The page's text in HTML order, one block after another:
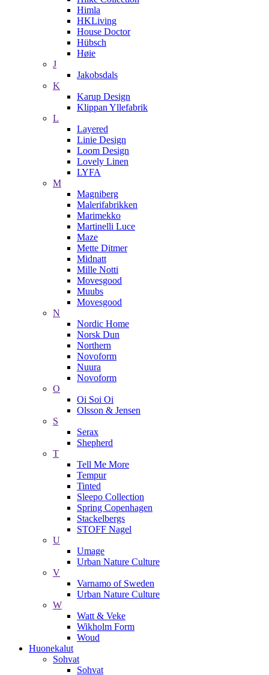
Himla
HKLiving
House Doctor
Hübsch
Høie
J
Jakobsdals
K
Karup Design
Klippan Yllefabrik
L
Layered
Linie Design
Loom Design
Lovely Linen
LYFA
M
Magniberg
Malerifabrikken
Marimekko
Martinelli Luce
Maze
Mette Ditmer
Midnatt
Mille Notti
Movesgood
Muubs
Movesgood
N
Nordic Home
Norsk Dun
Northern
Novoform
Nuura
Novoform
O
Oi Soi Oi
Olsson & Jensen
S
Serax
Shepherd
T
Tell Me More
Tempur
Tinted
Sleepo Collection
Spring Copenhagen
Stackelbergs
STOFF Nagel
U
Umage
Urban Nature Culture
V
Varnamo of Sweden
Urban Nature Culture
W
Watt & Veke
Wikholm Form
Woud
Huonekalut
Sohvat
Sohvat